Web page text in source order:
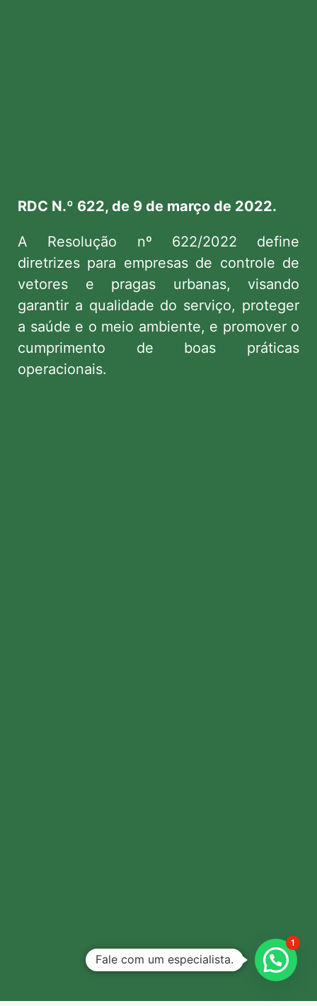
RDC N.º 622, de 9 de março de 2022.
A Resolução nº 622/2022 define
diretrizes para empresas de controle de
vetores e pragas urbanas, visando
garantir a qualidade do serviço, proteger
a saúde e o meio ambiente, e promover o
cumprimento de boas práticas
operacionais.
Fale com um especialista.
1